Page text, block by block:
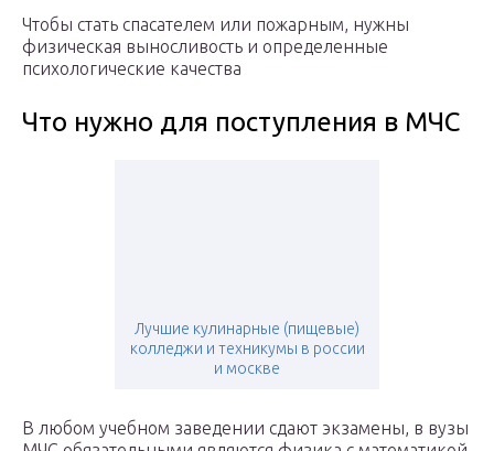
Чтобы стать спасателем или пожарным, нужны
физическая выносливость и определенные
психологические качества
Что нужно для поступления в МЧС
Лучшие кулинарные (пищевые)
колледжи и техникумы в россии
и москве
В любом учебном заведении сдают экзамены, в вузы